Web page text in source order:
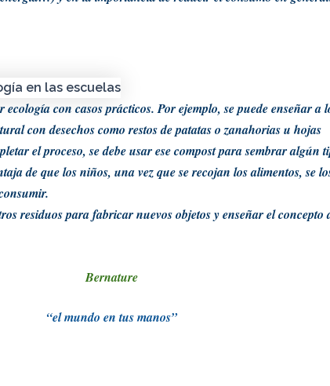
con casos prácticos. Por ejemplo, se puede enseñar a
con desechos como restos de patatas o zanahorias u hojas
el proceso, se debe usar ese compost parasembraralgún
de que los niños, una vez que se recojan los alimentos, se
residuospara fabricarnuevos objetosy enseñar el concepto
Bernature
“el mundo en tus manos”